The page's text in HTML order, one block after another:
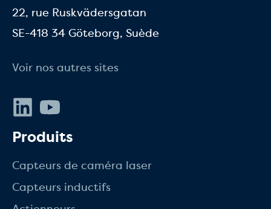
22, rue Ruskvädersgatan
SE-418 34 Göteborg, Suède
Voir nos autres sites
LinkedIn
Produits
Capteurs de caméra laser
Capteurs inductifs